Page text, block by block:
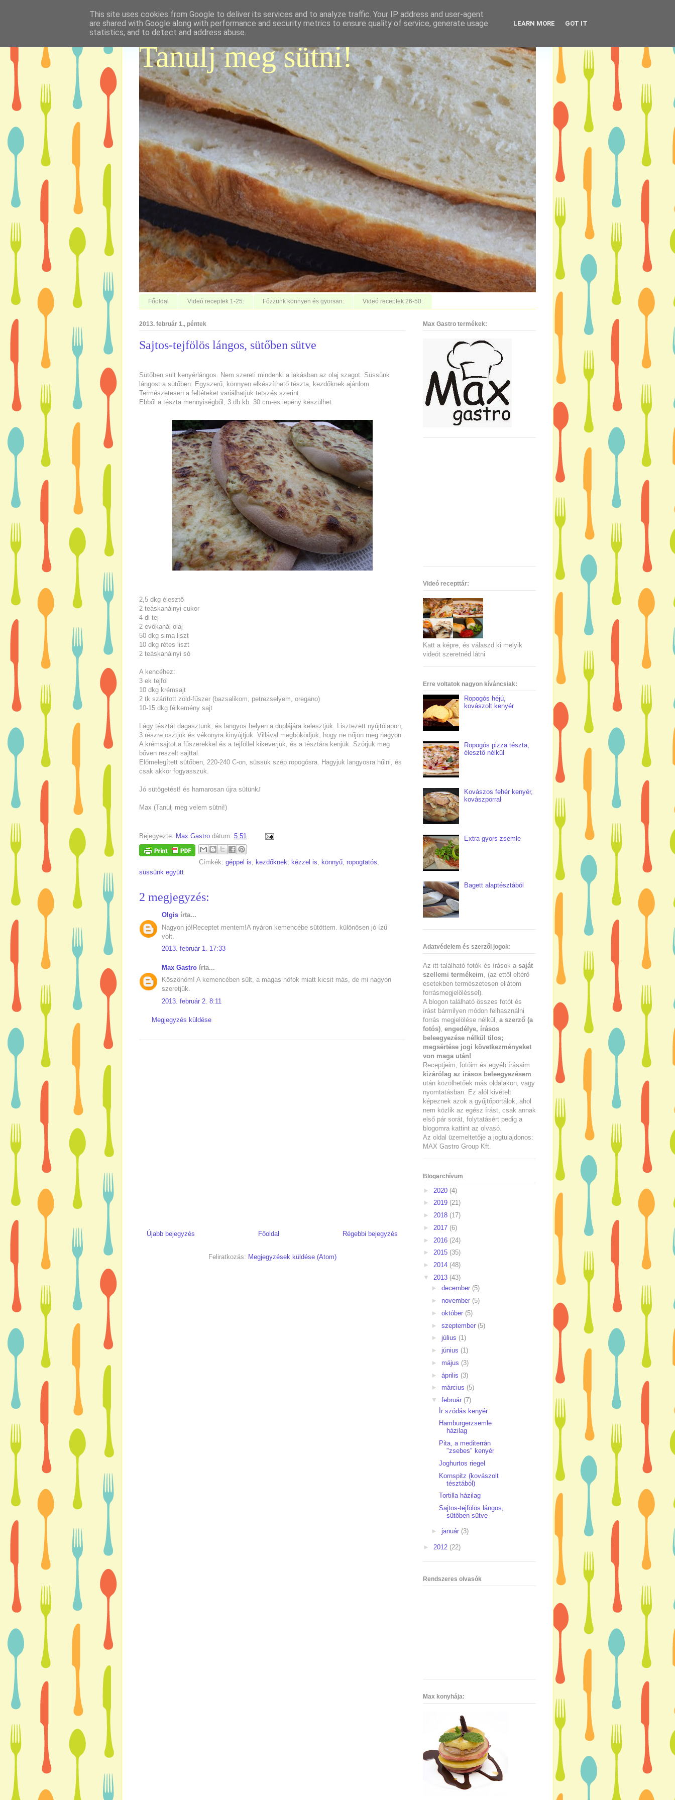
Tanulj meg sütni!
Főoldal Videó receptek 1-25: Főzzünk könnyen és gyorsan: Videó receptek 26-50:
2013. február 1., péntek
Sajtos-tejfölös lángos, sütőben sütve
Sütőben sült kenyérlángos. Nem szereti mindenki a lakásban az olaj szagot. Süssünk
lángost a sütőben. Egyszerű, könnyen elkészíthető tészta, kezdőknek ajánlom.
Természetesen a feltéteket variálhatjuk tetszés szerint.
Ebből a tészta mennyiségből, 3 db kb. 30 cm-es lepény készülhet.
2,5 dkg élesztő
2 teáskanálnyi cukor
4 dl tej
2 evőkanál olaj
50 dkg sima liszt
10 dkg rétes liszt
2 teáskanálnyi só
A kencéhez:
3 ek tejföl
10 dkg krémsajt
2 tk szárított zöld-fűszer (bazsalikom, petrezselyem, oregano)
10-15 dkg félkemény sajt
Lágy tésztát dagasztunk, és langyos helyen a duplájára kelesztjük. Lisztezett nyújtólapon,
3 részre osztjuk és vékonyra kinyújtjuk. Villával megböködjük, hogy ne nőjön meg nagyon.
A krémsajtot a fűszerekkel és a tejföllel kikeverjük, és a tésztára kenjük. Szórjuk meg
bőven reszelt sajttal.
Előmelegített sütőben, 220-240 C-on, süssük szép ropogósra. Hagyjuk langyosra hűlni, és
csak akkor fogyasszuk.
Jó sütögetést! és hamarosan újra sütünkJ
Max (Tanulj meg velem sütni!)
Bejegyezte: Max Gastro dátum: 5:51
Címkék: géppel is, kezdőknek, kézzel is, könnyű, ropogtatós,
süssünk együtt
2 megjegyzés:
Olgis írta...
Nagyon jó!Receptet mentem!A nyáron kemencébe sütöttem. különösen jó ízű
volt.
2013. február 1. 17:33
Max Gastro írta...
Köszönöm! A kemencében sült, a magas hőfok miatt kicsit más, de mi nagyon
szeretjük.
2013. február 2. 8:11
Megjegyzés küldése
Újabb bejegyzés Régebbi bejegyzés
Főoldal
Feliratkozás: Megjegyzések küldése (Atom)
Max Gastro termékek:
Videó recepttár:
Katt a képre, és válaszd ki melyik
videót szeretnéd látni
Erre voltatok nagyon kíváncsiak:
Ropogós héjú,
kovászolt kenyér
Ropogós pizza tészta,
élesztő nélkül
Kovászos fehér kenyér,
kovászporral
Extra gyors zsemle
Bagett alaptésztából
Adatvédelem és szerzői jogok:
Az itt található fotók és írások a saját
szellemi termékeim , (az ettől eltérő
esetekben természetesen ellátom
forrásmegjelöléssel).
A blogon található összes fotót és
írást bármilyen módon felhasználni
forrás megjelölése nélkül, a szerző (a
fotós) engedélye, írásos
beleegyezése nélkül tilos;
megsértése jogi következményeket
von maga után!
Receptjeim, fotóim és egyéb írásaim
kizárólag az írásos beleegyezésem
után közölhetőek más oldalakon, vagy
nyomtatásban. Ez alól kivételt
képeznek azok a gyűjtőportálok, ahol
nem közlik az egész írást, csak annak
első pár sorát, folytatásért pedig a
blogomra kattint az olvasó.
Az oldal üzemeltetője a jogtulajdonos:
MAX Gastro Group Kft.
Blogarchívum
► 2020 (4)
► 2019 (21)
► 2018 (17)
► 2017 (6)
► 2016 (24)
► 2015 (35)
► 2014 (48)
▼ 2013 (43)
► december (5)
► november (5)
► október (5)
► szeptember (5)
► július (1)
► június (1)
► május (3)
► április (3)
► március (5)
▼ február (7)
Ír szódás kenyér
Hamburgerzsemle
házilag
Pita, a mediterrán
"zsebes" kenyér
Joghurtos riegel
Kornspitz (kovászolt
tésztából)
Tortilla házilag
Sajtos-tejfölös lángos,
sütőben sütve
► január (3)
► 2012 (22)
Rendszeres olvasók
Max konyhája:
This site uses cookies from Google to deliver its services and to analyze traffic. Your IP address and user-agent
are shared with Google along with performance and security metrics to ensure quality of service, generate usage
statistics, and to detect and address abuse.
LEARN MORE GOT IT